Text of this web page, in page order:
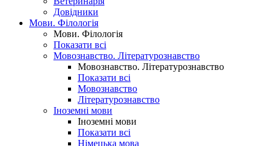
Довідники
Мови. Філологія
Мови. Філологія
Показати всі
Мовознавство. Літературознавство
Мовознавство. Літературознавство
Показати всі
Мовознавство
Літературознавство
Іноземні мови
Іноземні мови
Показати всі
Німецька мова